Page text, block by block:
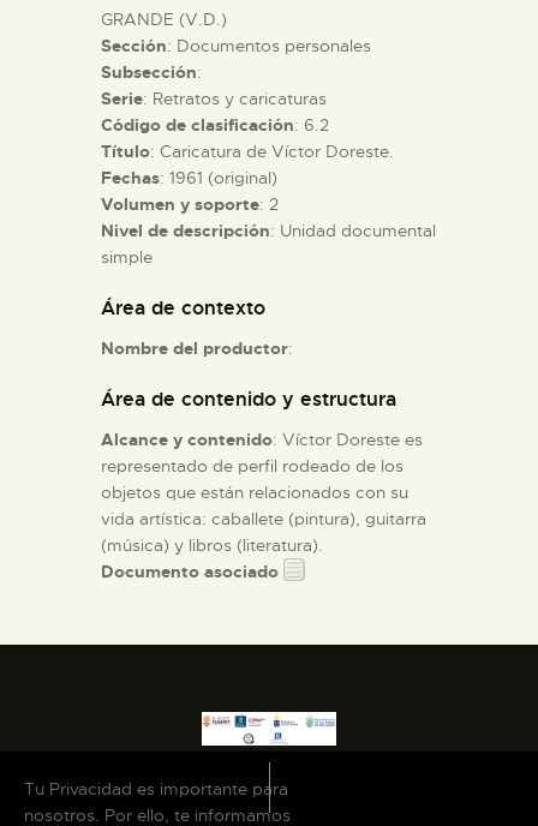
█
EL MUSEO
COLECCIONES
ESPAÑOL
GRANDE (V.D.)
Sección: Documentos personales
Subsección:
Serie: Retratos y caricaturas
Código de clasificación: 6.2
Título: Caricatura de Víctor Doreste.
Fechas: 1961 (original)
Volumen y soporte: 2
Nivel de descripción: Unidad documental
simple
Área de contexto
Nombre del productor:
Área de contenido y estructura
Alcance y contenido: Víctor Doreste es
representado de perfil rodeado de los
objetos que están relacionados con su
vida artística: caballete (pintura), guitarra
(música) y libros (literatura).
Documento asociado
Tu Privacidad es importante para
nosotros. Por ello, te informamos